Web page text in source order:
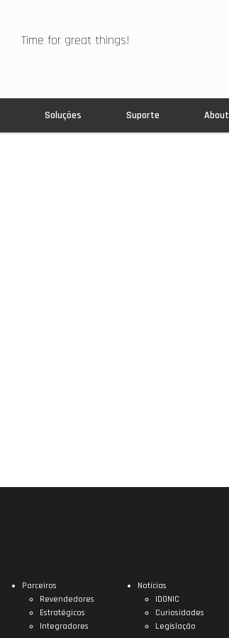
Time for great things!
Soluções Suporte About
Parceiros
Revendedores
Estratégicos
Integradores
Notícias
IDONIC
Curiosidades
Legislação